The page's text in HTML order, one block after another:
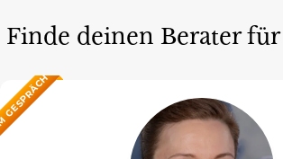
Finde deinen Berater